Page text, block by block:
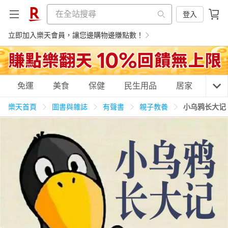
登入
立即加入樂天會員，讓您邊購物邊賺點數！
購物網分類
天天免運
居家生活 3C家電 運動休閒 親子玩具
女裝 化妝保養 情趣用品
免運 美食 保健 民生用品 居家 3C
樂天首頁 圖書與雜誌 有聲書 親子教養 小乌鸦长大记